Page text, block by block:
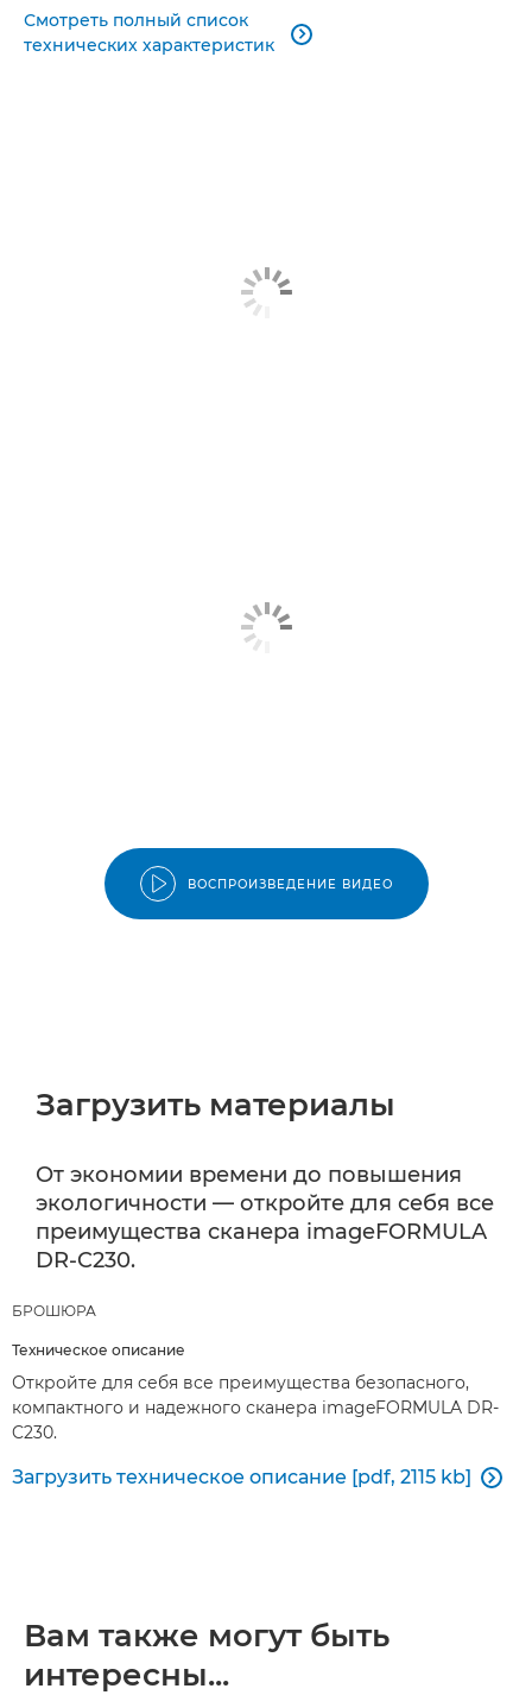
Смотреть полный список
технических характеристик

ВОСПРОИЗВЕДЕНИЕ ВИДЕО
Загрузить материалы
От экономии времени до повышения
экологичности — откройте для себя все
преимущества сканера imageFORMULA
DR-C230.
БРОШЮРА
Техническое описание
Откройте для себя все преимущества безопасного,
компактного и надежного сканера imageFORMULA DR-
C230.
Загрузить техническое описание [pdf, 2115 kb] 
Вам также могут быть
интересны...